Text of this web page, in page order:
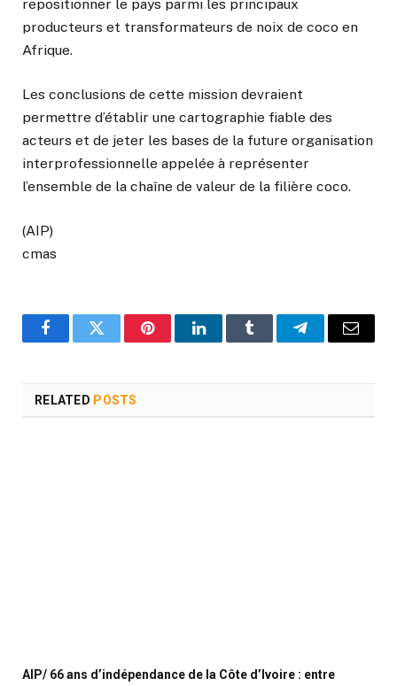
repositionner le pays parmi les principaux
producteurs et transformateurs de noix de coco en
Afrique.
Les conclusions de cette mission devraient
permettre d’établir une cartographie fiable des
acteurs et de jeter les bases de la future organisation
interprofessionnelle appelée à représenter
l’ensemble de la chaîne de valeur de la filière coco.
(AIP)
cmas
FacebookTwitter PinterestLinkedInTumblr TelegramEmail
RELATED POSTS
AIP/ 66 ans d’indépendance de la Côte d’Ivoire : entre